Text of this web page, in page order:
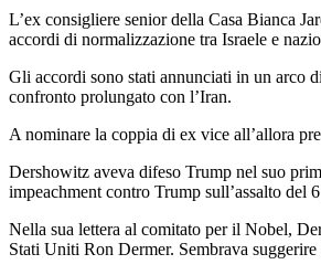
L’ex consigliere senior della Casa Bianca
accordi di normalizzazione tra Israele e
Gli accordi sono stati annunciati in un arco
confronto prolungato con l’Iran.
A nominare la coppia di ex vice all’allora
Dershowitz aveva difeso Trump nel suo
impeachment contro Trump sull’assalto
Nella sua lettera al comitato per il Nobel,
Stati Uniti Ron Dermer. Sembrava suggerire